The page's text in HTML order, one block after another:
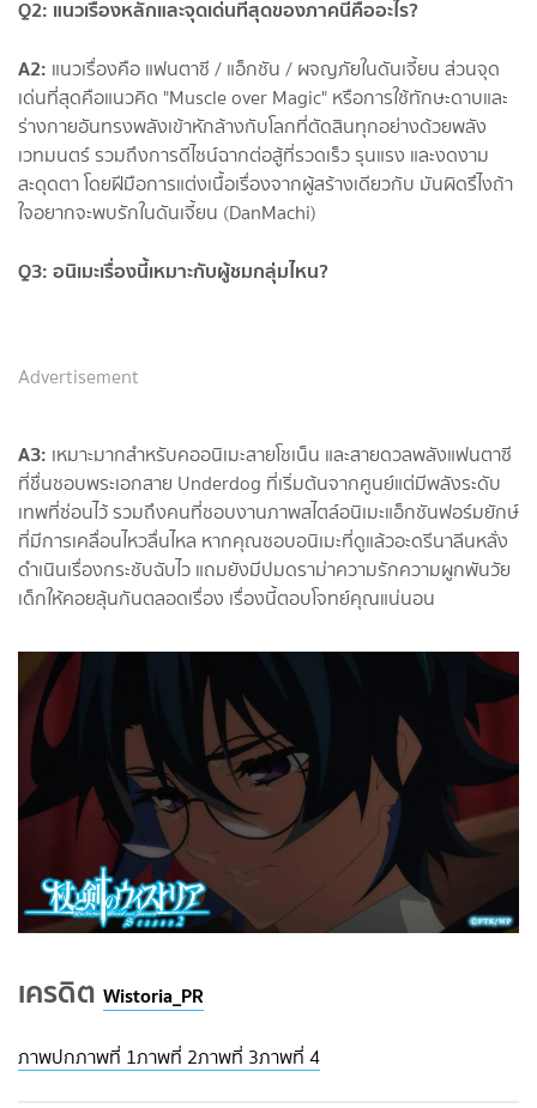
Q2: แนวเรื่องหลักและจุดเด่นที่สุดของภาคนี้คืออะไร?
A2: แนวเรื่องคือ แฟนตาซี / แอ็กชัน / ผจญภัยในดันเจี้ยน ส่วนจุด
เด่นที่สุดคือแนวคิด "Muscle over Magic" หรือการใช้ทักษะดาบและ
ร่างกายอันทรงพลังเข้าหักล้างกับโลกที่ตัดสินทุกอย่างด้วยพลัง
เวทมนตร์ รวมถึงการดีไซน์ฉากต่อสู้ที่รวดเร็ว รุนแรง และงดงาม
สะดุดตา โดยฝีมือการแต่งเนื้อเรื่องจากผู้สร้างเดียวกับ มันผิดรึไงถ้า
ใจอยากจะพบรักในดันเจี้ยน (DanMachi)
Q3: อนิเมะเรื่องนี้เหมาะกับผู้ชมกลุ่มไหน?
Advertisement
A3: เหมาะมากสำหรับคออนิเมะสายโชเน็น และสายดวลพลังแฟนตาซี
ที่ชื่นชอบพระเอกสาย Underdog ที่เริ่มต้นจากศูนย์แต่มีพลังระดับ
เทพที่ซ่อนไว้ รวมถึงคนที่ชอบงานภาพสไตล์อนิเมะแอ็กชันฟอร์มยักษ์
ที่มีการเคลื่อนไหวลื่นไหล หากคุณชอบอนิเมะที่ดูแล้วอะดรีนาลีนหลั่ง
ดำเนินเรื่องกระชับฉับไว แถมยังมีปมดราม่าความรักความผูกพันวัย
เด็กให้คอยลุ้นกันตลอดเรื่อง เรื่องนี้ตอบโจทย์คุณแน่นอน
เครดิต Wistoria_PR
ภาพปกภาพที่ 1ภาพที่ 2ภาพที่ 3ภาพที่ 4